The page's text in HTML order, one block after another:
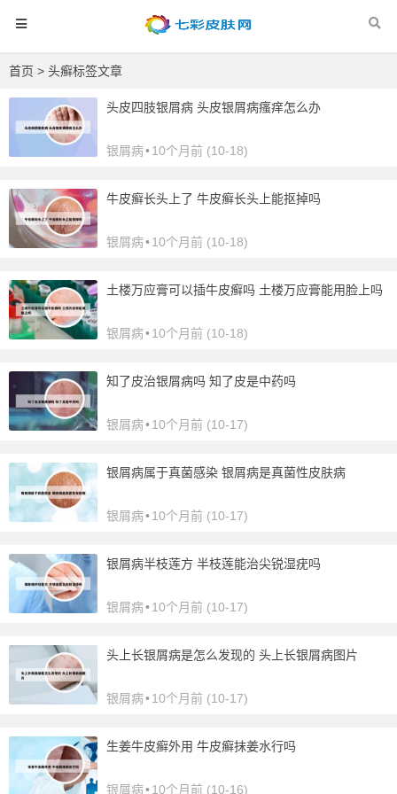
首页 > 头癣标签文章
头皮四肢银屑病 头皮银屑病瘙痒怎么办
银屑病•10个月前 (10-18)
牛皮癣长头上了 牛皮癣长头上能抠掉吗
银屑病•10个月前 (10-18)
土楼万应膏可以插牛皮癣吗 土楼万应膏能用脸上吗
银屑病•10个月前 (10-18)
知了皮治银屑病吗 知了皮是中药吗
银屑病•10个月前 (10-17)
银屑病属于真菌感染 银屑病是真菌性皮肤病
银屑病•10个月前 (10-17)
银屑病半枝莲方 半枝莲能治尖锐湿疣吗
银屑病•10个月前 (10-17)
头上长银屑病是怎么发现的 头上长银屑病图片
银屑病•10个月前 (10-17)
生姜牛皮癣外用 牛皮癣抹姜水行吗
银屑病•10个月前 (10-16)